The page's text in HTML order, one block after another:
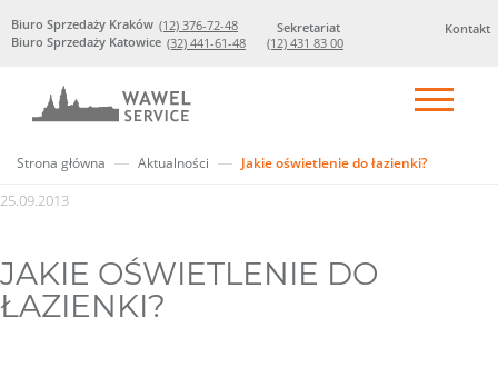
Kontakt
Biuro Sprzedaży Kraków (12) 376-72-48
Biuro Sprzedaży Katowice (32) 441-61-48
Sekretariat
(12) 431 83 00
Strona główna Aktualności Jakie oświetlenie do łazienki?
25.09.2013
JAKIE OŚWIETLENIE DO
ŁAZIENKI?